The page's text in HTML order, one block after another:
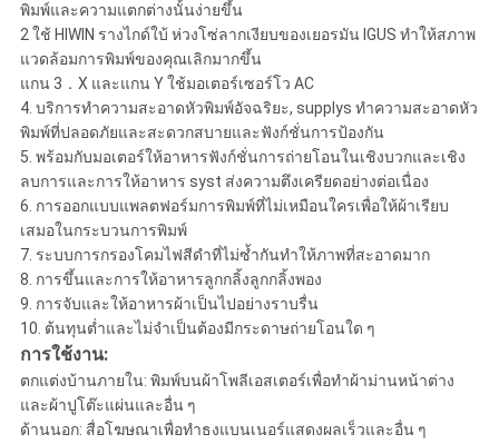
พิมพ์และความแตกต่างนั้นง่ายขึ้น
2 ใช้ HIWIN รางไกด์ใบ้ ห่วงโซ่ลากเงียบของเยอรมัน IGUS ทำให้สภาพ
แวดล้อมการพิมพ์ของคุณเลิกมากขึ้น
แกน 3．X และแกน Y ใช้มอเตอร์เซอร์โว AC
4. บริการทำความสะอาดหัวพิมพ์อัจฉริยะ, supplys ทำความสะอาดหัว
พิมพ์ที่ปลอดภัยและสะดวกสบายและฟังก์ชั่นการป้องกัน
5. พร้อมกับมอเตอร์ให้อาหารฟังก์ชั่นการถ่ายโอนในเชิงบวกและเชิง
ลบการและการให้อาหาร syst ส่งความตึงเครียดอย่างต่อเนื่อง
6. การออกแบบแพลตฟอร์มการพิมพ์ที่ไม่เหมือนใครเพื่อให้ผ้าเรียบ
เสมอในกระบวนการพิมพ์
7. ระบบการกรองโคมไฟสีดำที่ไม่ซ้ำกันทำให้ภาพที่สะอาดมาก
8. การขึ้นและการให้อาหารลูกกลิ้งลูกกลิ้งพอง
9. การจับและให้อาหารผ้าเป็นไปอย่างราบรื่น
10. ต้นทุนต่ำและไม่จำเป็นต้องมีกระดาษถ่ายโอนใด ๆ
การใช้งาน:
ตกแต่งบ้านภายใน: พิมพ์บนผ้าโพลีเอสเตอร์เพื่อทำผ้าม่านหน้าต่าง
และผ้าปูโต๊ะแผ่นและอื่น ๆ
ด้านนอก: สื่อโฆษณาเพื่อทำธงแบนเนอร์แสดงผลเร็วและอื่น ๆ